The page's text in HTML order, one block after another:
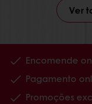
Ver
Encomende
Pagamento
Promoções